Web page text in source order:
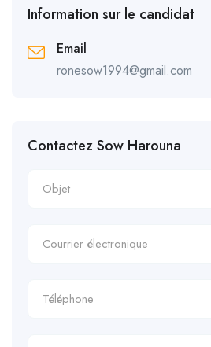
Information sur le candidat
Email
ronesow1994@gmail.com
Contactez Sow Harouna